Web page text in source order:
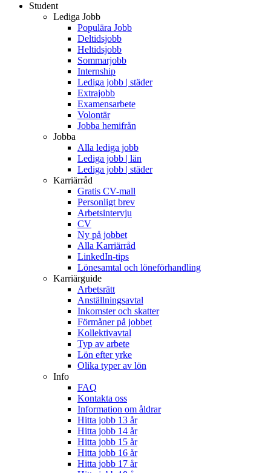
Student
Lediga Jobb
Populära Jobb
Deltidsjobb
Heltidsjobb
Sommarjobb
Internship
Lediga jobb | städer
Extrajobb
Examensarbete
Volontär
Jobba hemifrån
Jobba
Alla lediga jobb
Lediga jobb | län
Lediga jobb | städer
Karriärråd
Gratis CV-mall
Personligt brev
Arbetsintervju
CV
Ny på jobbet
Alla Karriärråd
LinkedIn-tips
Lönesamtal och löneförhandling
Karriärguide
Arbetsrätt
Anställningsavtal
Inkomster och skatter
Förmåner på jobbet
Kollektivavtal
Typ av arbete
Lön efter yrke
Olika typer av lön
Info
FAQ
Kontakta oss
Information om åldrar
Hitta jobb 13 år
Hitta jobb 14 år
Hitta jobb 15 år
Hitta jobb 16 år
Hitta jobb 17 år